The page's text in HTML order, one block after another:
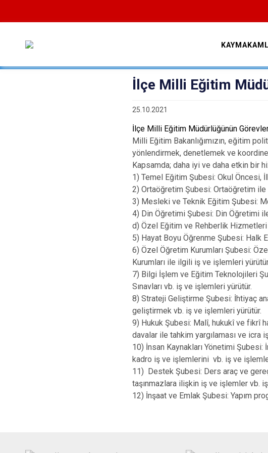
İlçe Milli Eğitim
25.10.2021
İlçe Milli Eğitim Müdürlüğünün
Milli Eğitim Bakanlığımızın, eğitim
yönlendirmek, denetlemek ve
Kapsamda; daha iyi ve daha etkin bir
1) Temel Eğitim Şubesi: Okul Öncesi,
2) Ortaöğretim Şubesi: Ortaöğretim
3) Mesleki ve Teknik Eğitim Şubesi:
4) Din Öğretimi Şubesi: Din Öğretimi
d) Özel Eğitim ve Rehberlik
5) Hayat Boyu Öğrenme Şubesi: Halk
6) Özel Öğretim Kurumları Şubesi:
Kurumları ile ilgili iş ve işlemleri
7) Bilgi İşlem ve Eğitim Teknolojileri
Sınavları vb. iş ve işlemleri yürütür.
8) Strateji Geliştirme Şubesi: İhtiyaç
geliştirmek vb. iş ve işlemleri yürütür.
9) Hukuk Şubesi: Malî, hukukî ve fikrî
davalar ile tahkim yargılaması ve icra
10) İnsan Kaynakları Yönetimi
kadro iş ve işlemlerini vb. iş ve
11) Destek Şubesi: Ders araç ve
taşınmazlara ilişkin iş ve işlemler vb.
12) İnşaat ve Emlak Şubesi: Yapım